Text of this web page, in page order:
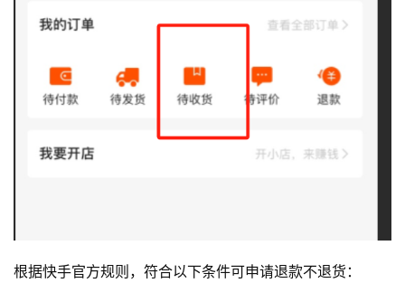
根据快手官方规则，符合以下条件可申请退款不退货：